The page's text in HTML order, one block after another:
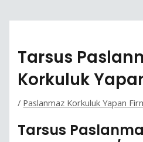
Tarsus
Korkuluk
/ Paslanmaz Korkuluk Yapan
Tarsus